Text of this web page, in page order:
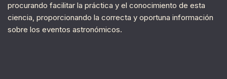
procurando facilitar la práctica y el conocimiento de esta
ciencia, proporcionando la correcta y oportuna información
sobre los eventos astronómicos.